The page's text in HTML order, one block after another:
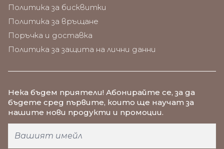
Политика за бисквитки
Политика за връщане
Поръчка и доставка
Политика за защита на лични данни
Нека бъдем приятели! Абонирайте се, за да
бъдете сред първите, които ще научат за
нашите нови продукти и промоции.